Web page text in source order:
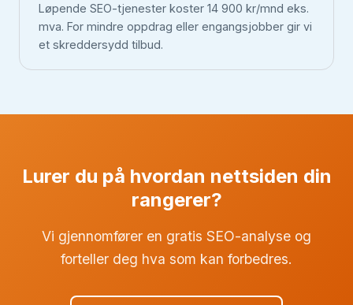
Løpende SEO-tjenester koster 14 900 kr/mnd eks.
mva. For mindre oppdrag eller engangsjobber gir vi
et skreddersydd tilbud.
Lurer du på hvordan nettsiden din
rangerer?
Vi gjennomfører en gratis SEO-analyse og
forteller deg hva som kan forbedres.